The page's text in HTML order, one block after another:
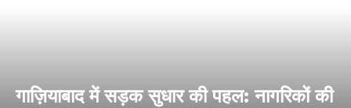
गाज़ियाबाद में सड़क सुधार की पहल: नागरिकों की